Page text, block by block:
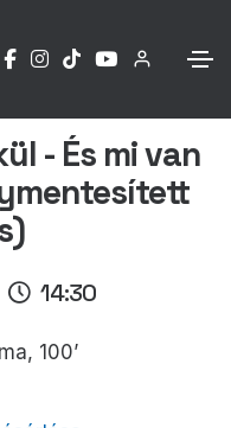
- És mi van
14:30
100’